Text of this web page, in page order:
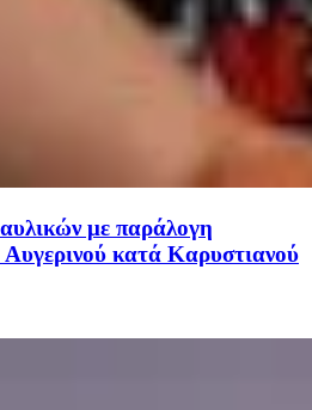
με παράλογη
κατά Καρυστιανού